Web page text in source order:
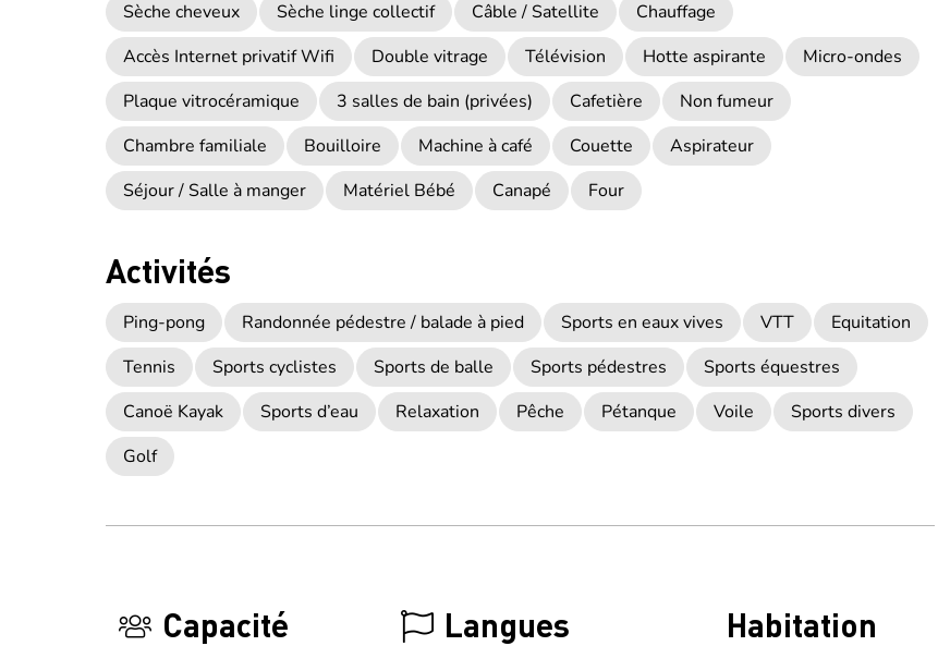
Sèche cheveux
Sèche linge collectif Câble / Satellite
Chauffage
Accès Internet privatif Wifi
Double vitrage Télévision Hotte aspirante
Micro-ondes
Plaque vitrocéramique
3 salles de bain (privées) Cafetière
Non fumeur
Chambre familiale
Bouilloire Machine à café Couette
Aspirateur
Séjour / Salle à manger
Matériel Bébé Canapé Four
Activités
Ping-pong Randonnée pédestre / balade à pied Sports en eaux vives VTT
Equitation
Tennis
Sports cyclistes Sports de balle Sports pédestres
Sports équestres
Canoë Kayak
Sports d’eau Relaxation Pêche Pétanque Voile
Sports divers
Golf
Capacité Langues Habitation